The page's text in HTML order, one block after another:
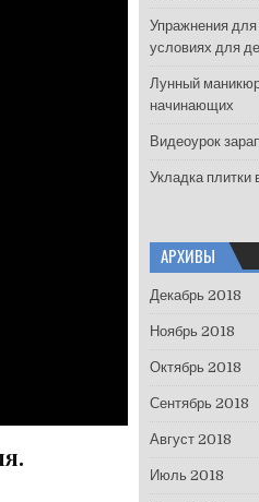
r
:
Упражнения
условиях для
Лунный
начинающих
Видеоурок
Укладка плитки
АРХИВЫ
Декабрь 2018
Ноябрь 2018
Октябрь 2018
Сентябрь 2018
Август 2018
Июль 2018